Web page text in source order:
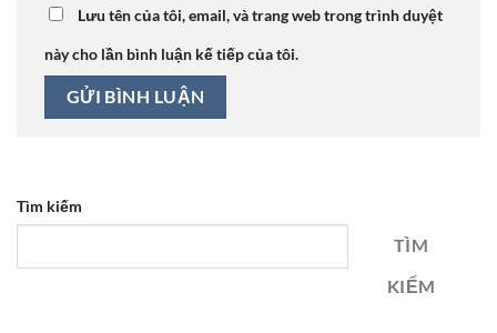
Lưu tên của tôi, email, và trang web trong trình duyệt
này cho lần bình luận kế tiếp của tôi.
Tìm kiếm
TÌM
KIẾM